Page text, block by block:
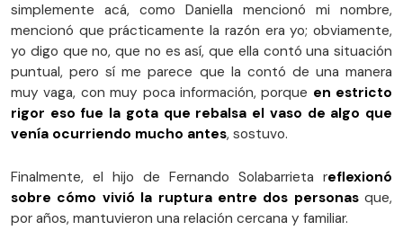
simplemente acá, como Daniella mencionó mi nombre,
mencionó que prácticamente la razón era yo; obviamente,
yo digo que no, que no es así, que ella contó una situación
puntual, pero sí me parece que la contó de una manera
muy vaga, con muy poca información, porque en estricto
rigor eso fue la gota que rebalsa el vaso de algo que
venía ocurriendo mucho antes, sostuvo.
Finalmente, el hijo de Fernando Solabarrieta reflexionó
sobre cómo vivió la ruptura entre dos personasque,
por años, mantuvieron una relación cercana y familiar.